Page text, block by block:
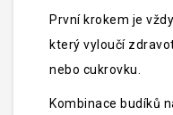
První krokem je
který vyloučí
nebo cukrovku.
Kombinace budíků